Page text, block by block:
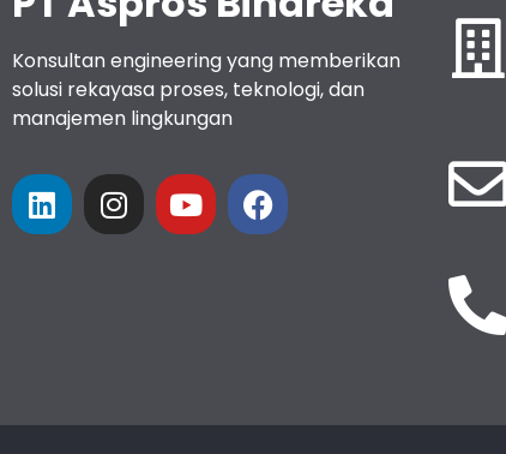
Konsultan engineering yang memberikan
solusi rekayasa proses, teknologi, dan
manajemen lingkungan